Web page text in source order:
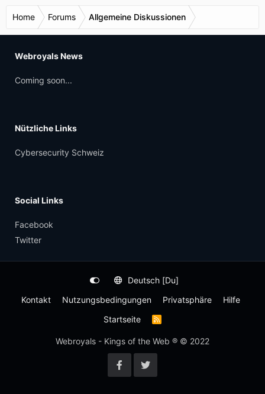
Home Forums Allgemeine Diskussionen
Webroyals News
Coming soon...
Nützliche Links
Cybersecurity Schweiz
Social Links
Facebook
Twitter
Deutsch [Du]
Kontakt
Nutzungsbedingungen Privatsphäre
Hilfe
Startseite
R
S
Webroyals - Kings of the Web ® © 2022